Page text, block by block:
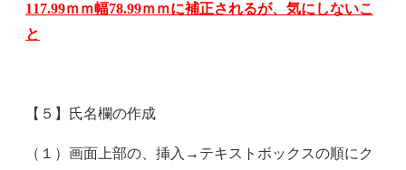
117.99ｍｍ幅78.99ｍｍに補正されるが、気にしないこ
と
【５】氏名欄の作成
（１）画面上部の、挿入→テキストボックスの順にク